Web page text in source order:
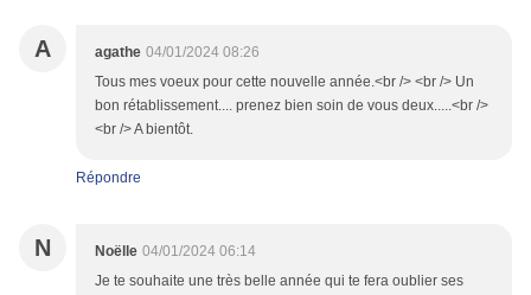
A agathe 04/01/2024 08:26
Tous mes voeux pour cette nouvelle année.<br /> <br /> Un
bon rétablissement.... prenez bien soin de vous deux.....<br />
<br /> A bientôt.
Répondre
N Noëlle 04/01/2024 06:14
Je te souhaite une très belle année qui te fera oublier ses